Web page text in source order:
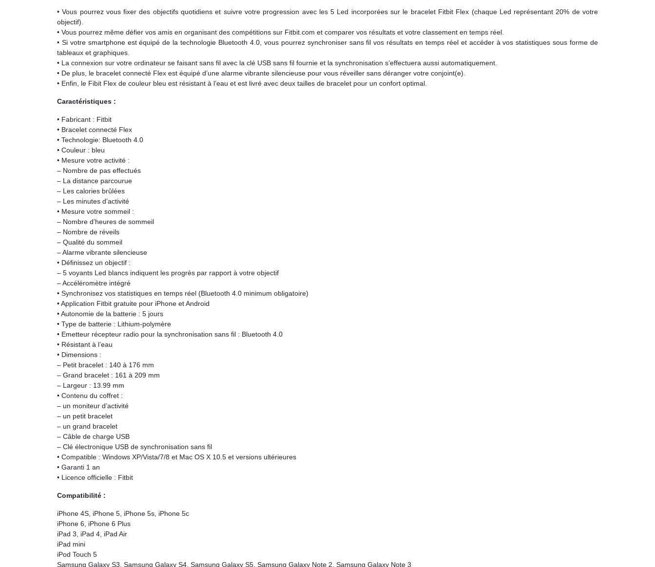
• Vous pourrez vous fixer des objectifs quotidiens et suivre votre progression avec les 5 Led incorporées sur le bracelet Fitbit Flex (chaque Led représentant 20% de votre
objectif).
• Vous pourrez même défier vos amis en organisant des compétitions sur Fitbit.com et comparer vos résultats et votre classement en temps réel.
• Si votre smartphone est équipé de la technologie Bluetooth 4.0, vous pourrez synchroniser sans fil vos résultats en temps réel et accéder à vos statistiques sous forme de
tableaux et graphiques.
• La connexion sur votre ordinateur se faisant sans fil avec la clé USB sans fil fournie et la synchronisation s’effectuera aussi automatiquement.
• De plus, le bracelet connecté Flex est équipé d’une alarme vibrante silencieuse pour vous réveiller sans déranger votre conjoint(e).
• Enfin, le Fibit Flex de couleur bleu est résistant à l’eau et est livré avec deux tailles de bracelet pour un confort optimal.
Caractéristiques :
• Fabricant : Fitbit
• Bracelet connecté Flex
• Technologie: Bluetooth 4.0
• Couleur : bleu
• Mesure votre activité :
– Nombre de pas effectués
– La distance parcourue
– Les calories brûlées
– Les minutes d’activité
• Mesure votre sommeil :
– Nombre d’heures de sommeil
– Nombre de réveils
– Qualité du sommeil
– Alarme vibrante silencieuse
• Définissez un objectif :
– 5 voyants Led blancs indiquent les progrès par rapport à votre objectif
– Accéléromètre intégré
• Synchronisez vos statistiques en temps réel (Bluetooth 4.0 minimum obligatoire)
• Application Fitbit gratuite pour iPhone et Android
• Autonomie de la batterie : 5 jours
• Type de batterie : Lithium-polymère
• Emetteur récepteur radio pour la synchronisation sans fil : Bluetooth 4.0
• Résistant à l’eau
• Dimensions :
– Petit bracelet : 140 à 176 mm
– Grand bracelet : 161 à 209 mm
– Largeur : 13.99 mm
• Contenu du coffret :
– un moniteur d’activité
– un petit bracelet
– un grand bracelet
– Câble de charge USB
– Clé électronique USB de synchronisation sans fil
• Compatible : Windows XP/Vista/7/8 et Mac OS X 10.5 et versions ultérieures
• Garanti 1 an
• Licence officielle : Fitbit
Compatibilité :
iPhone 4S, iPhone 5, iPhone 5s, iPhone 5c
iPhone 6, iPhone 6 Plus
iPad 3, iPad 4, iPad Air
iPad mini
iPod Touch 5
Samsung Galaxy S3, Samsung Galaxy S4, Samsung Galaxy S5, Samsung Galaxy Note 2, Samsung Galaxy Note 3